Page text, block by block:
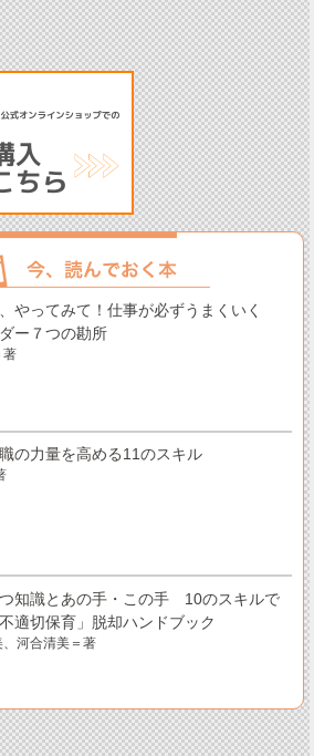
やってみて！仕事が必ずうまくいく
ー７つの勘所
著
の力量を高める11のスキル
知識とあの手・この手 10のスキルで
適切保育」脱却ハンドブック
、河合清美＝著